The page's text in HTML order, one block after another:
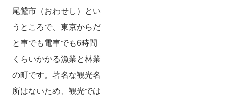
尾鷲市（おわせし）とい
うところで、東京からだ
と車でも電車でも6時間
くらいかかる漁業と林業
の町です。著名な観光名
所はないため、観光では